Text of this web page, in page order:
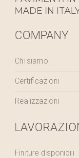
MADE IN
COMPANY
Chi siamo
Certificazioni
Realizzazioni
Finiture disponibili